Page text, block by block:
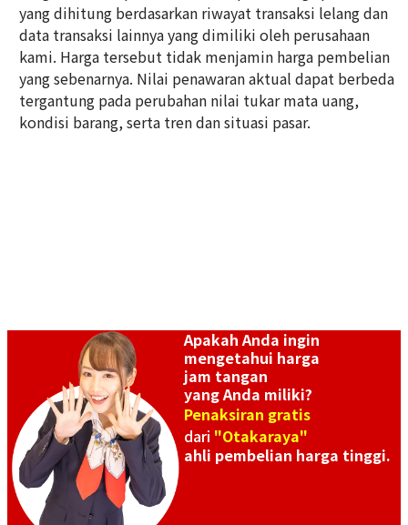
Omega Constellation
123.25.27.60.55.006
Referensi Harga Buyback
Rp 44.813.360
Tanggal Pembelian:
September 2025
Omega Constellation
123.25.27.20.57.006
Referensi Harga Buyback
Rp 41.991.360
Tanggal Pembelian:
September 2025
Omega Constellation
123.25.27.20.05.001
Referensi Harga Buyback
Rp 48.231.680
Tanggal Pembelian: Februari
2024
Omega Constellation Blush
123.20.24.60.57.001
Referensi Harga Buyback
Rp 25.534.600
Tanggal Pembelian:
yang dihitung berdasarkan riwayat transaksi lelang dan
data transaksi lainnya yang dimiliki oleh perusahaan
kami. Harga tersebut tidak menjamin harga pembelian
yang sebenarnya. Nilai penawaran aktual dapat berbeda
tergantung pada perubahan nilai tukar mata uang,
kondisi barang, serta tren dan situasi pasar.
Apakah Anda ingin
mengetahui harga
jam tangan
yang Anda miliki?
Penaksiran gratis
dari "Otakaraya"
ahli pembelian harga tinggi.